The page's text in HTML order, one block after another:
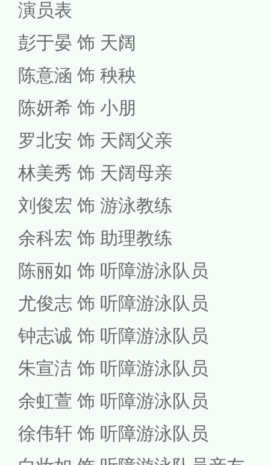
演员表
彭于晏 饰 天阔
陈意涵 饰 秧秧
陈妍希 饰 小朋
罗北安 饰 天阔父亲
林美秀 饰 天阔母亲
刘俊宏 饰 游泳教练
余科宏 饰 助理教练
陈丽如 饰 听障游泳队员
尤俊志 饰 听障游泳队员
钟志诚 饰 听障游泳队员
朱宣洁 饰 听障游泳队员
余虹萱 饰 听障游泳队员
徐伟轩 饰 听障游泳队员